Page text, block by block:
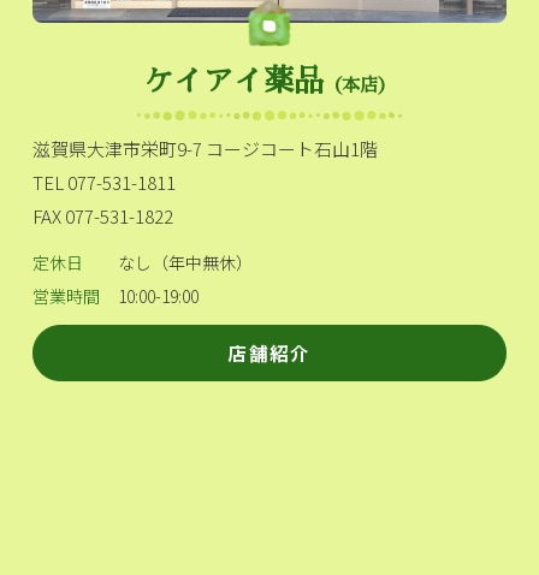
ケイアイ薬品（本店）
滋賀県大津市栄町9-7 コージコート石山1階
TEL 077-531-1811
FAX 077-531-1822
定休日
なし（年中無休）
営業時間
10:00-19:00
店舗紹介